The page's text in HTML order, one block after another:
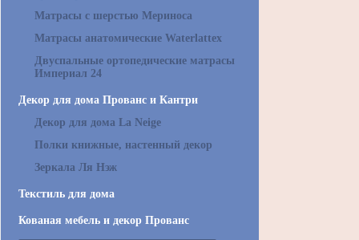
Матрасы с шерстью Мериноса
Матрасы анатомические Waterlattex
Двуспальные ортопедические матрасы
Империал 24
Декор для дома Прованс и Кантри
Декор для дома La Neige
Полки книжные, настенный декор
Зеркала Ля Нэж
Текстиль для дома
Кованая мебель и декор Прованс